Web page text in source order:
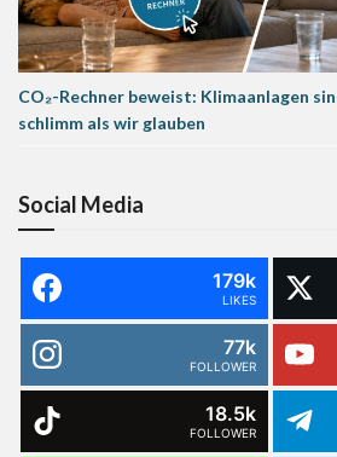
CO₂-Rechner beweist: Klimaanlagen
schlimm als wir glauben
Social Media
179k
LIKES
77k
FOLLOWER
18.5k
FOLLOWER